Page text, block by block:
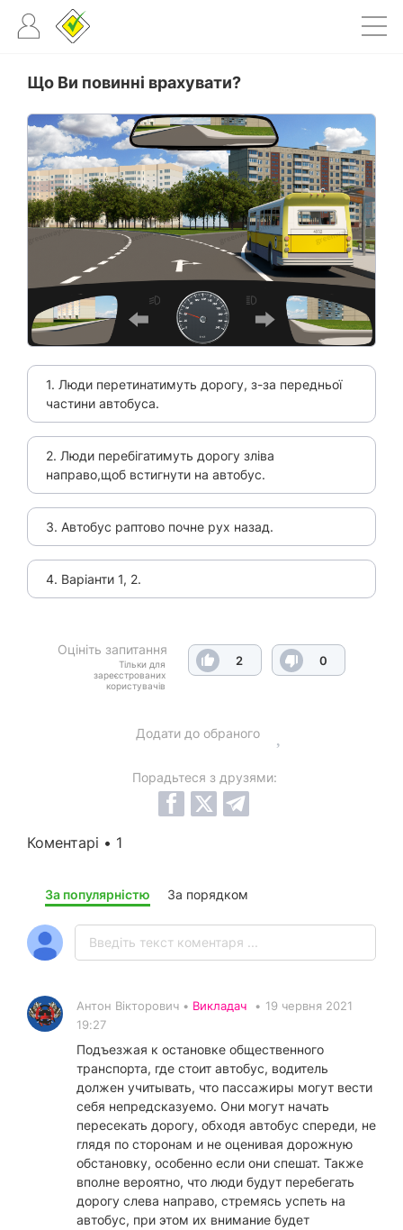
Що Ви повинні врахувати?
1. Люди перетинатимуть дорогу, з-за передньої
частини автобуса.
2. Люди перебігатимуть дорогу зліва
направо,щоб встигнути на автобус.
3. Автобус раптово почне рух назад.
4. Варіанти 1, 2.
Оцініть запитання
Тільки для
зареєстрованих
користувачів
2 0
Додати до обраного
Порадьтеся з друзями:
Коментарі • 1
За популярністю За порядком
Антон Вікторович • Викладач • 19 червня 2021
19:27
Подъезжая к остановке общественного
транспорта, где стоит автобус, водитель
должен учитывать, что пассажиры могут вести
себя непредсказуемо. Они могут начать
пересекать дорогу, обходя автобус спереди, не
глядя по сторонам и не оценивая дорожную
обстановку, особенно если они спешат. Также
вполне вероятно, что люди будут перебегать
дорогу слева направо, стремясь успеть на
автобус, при этом их внимание будет